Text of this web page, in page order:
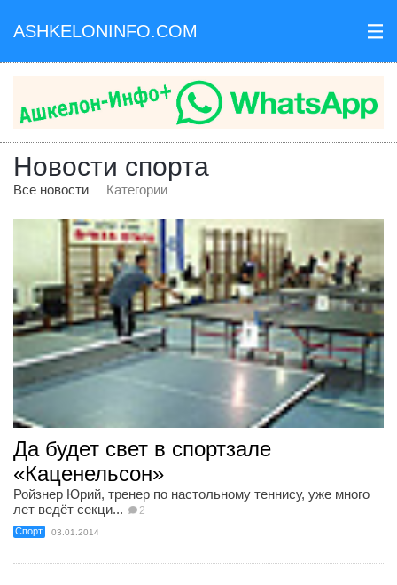
ASHKELONINFO.COM III
Новости спорта
Все новости Категории
Да будет свет в спортзале
«Каценельсон»
Ройзнер Юрий, тренер по настольному теннису, уже много
лет ведёт секци...
2
Спорт 03.01.2014